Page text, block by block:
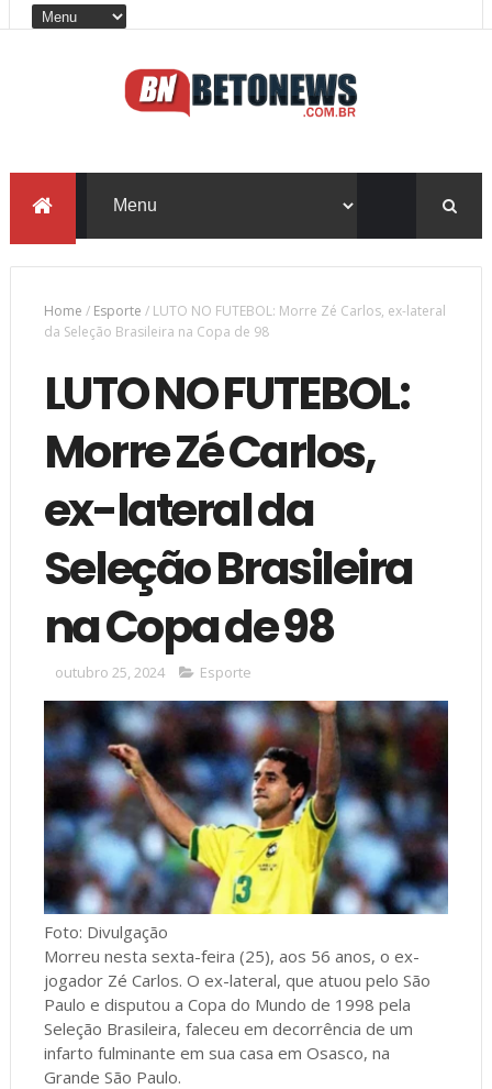
Home / Esporte / LUTO NO FUTEBOL: Morre Zé Carlos, ex-lateral
da Seleção Brasileira na Copa de 98
LUTO NO FUTEBOL:
Morre Zé Carlos,
ex-lateral da
Seleção Brasileira
na Copa de 98
outubro 25, 2024 Esporte
Foto: Divulgação
Morreu nesta sexta-feira (25), aos 56 anos, o ex-
jogador Zé Carlos. O ex-lateral, que atuou pelo São
Paulo e disputou a Copa do Mundo de 1998 pela
Seleção Brasileira, faleceu em decorrência de um
infarto fulminante em sua casa em Osasco, na
Grande São Paulo.